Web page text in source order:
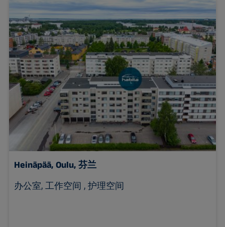
Heinäpää,Oulu, 芬兰
办公室, 工作空间 , 护理空间